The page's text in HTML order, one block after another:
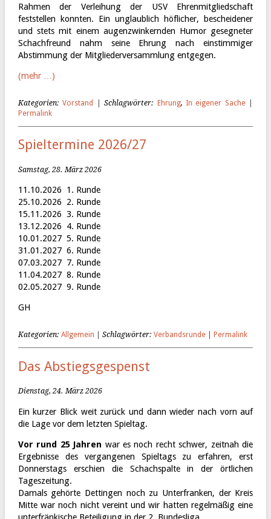
Rahmen der Verleihung der USV Ehrenmitgliedschaft
feststellen konnten. Ein unglaublich höflicher, bescheidener
und stets mit einem augenzwinkernden Humor gesegneter
Schachfreund nahm seine Ehrung nach einstimmiger
Abstimmung der Mitgliederversammlung entgegen.
(mehr …)
Kategorien:Vorstand | Schlagwörter: Ehrung, In eigener Sache|
Permalink
Spieltermine 2026/27
Samstag, 28. März 2026
11.10.2026 1. Runde
25.10.2026 2. Runde
15.11.2026 3. Runde
13.12.2026 4. Runde
10.01.2027 5. Runde
31.01.2027 6. Runde
07.03.2027 7. Runde
11.04.2027 8. Runde
02.05.2027 9. Runde
GH
Kategorien: Allgemein | Schlagwörter: Verbandsrunde| Permalink
Das Abstiegsgespenst
Dienstag, 24. März 2026
Ein kurzer Blick weit zurück und dann wieder nach vorn auf
die Lage vor dem letzten Spieltag.
Vor rund 25 Jahren war es noch recht schwer, zeitnah die
Ergebnisse des vergangenen Spieltags zu erfahren, erst
Donnerstags erschien die Schachspalte in der örtlichen
Tageszeitung.
Damals gehörte Dettingen noch zu Unterfranken, der Kreis
Mitte war noch nicht vereint und wir hatten regelmäßig eine